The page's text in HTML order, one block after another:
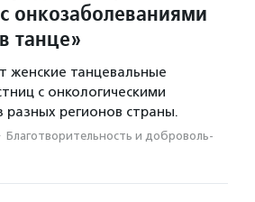
онкозаболеваниями
танце»
женские танцевальные
с онкологическими
разных регионов страны.
· Благотвори­тель­ность и доброволь­